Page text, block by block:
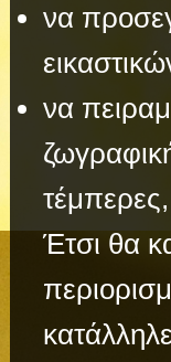
να
να
Έτσι θα